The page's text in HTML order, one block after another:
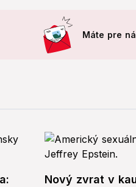
Máte pre
Nový zvrat v